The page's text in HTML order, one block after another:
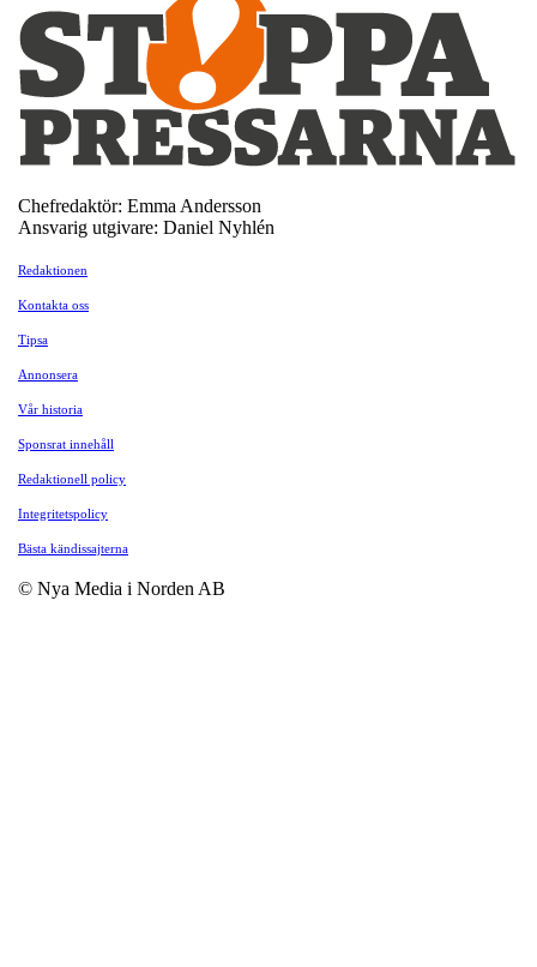
Chefredaktör: Emma Andersson
Ansvarig utgivare: Daniel Nyhlén
Redaktionen
Kontakta oss
Tipsa
Annonsera
Vår historia
Sponsrat innehåll
Redaktionell policy
Integritetspolicy
Bästa kändissajterna
© Nya Media i Norden AB